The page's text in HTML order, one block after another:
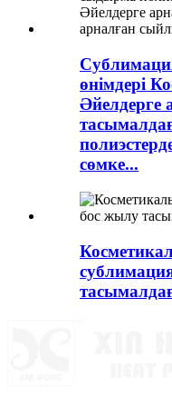
өнімдері
Әйелдерге
сөмке...